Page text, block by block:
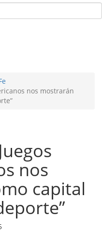
nos mostrarán
nos
capital